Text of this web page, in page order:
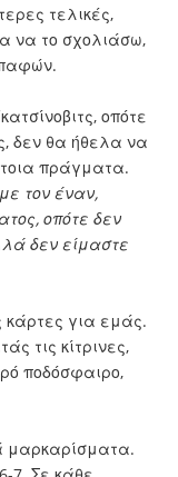
τελικές,
να το σχολιάσω,
οπότε
δεν θα ήθελα να
πράγματα.
τον έναν,
οπότε δεν
δεν είμαστε
κάρτες για εμάς.
τις κίτρινες,
ποδόσφαιρο,
μαρκαρίσματα.